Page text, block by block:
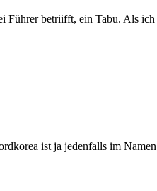
Führer betriifft, ein Tabu. Als
ist ja jedenfalls im